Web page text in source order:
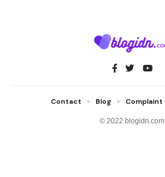
© 2022 blogidn.com
Contact Blog Complaint